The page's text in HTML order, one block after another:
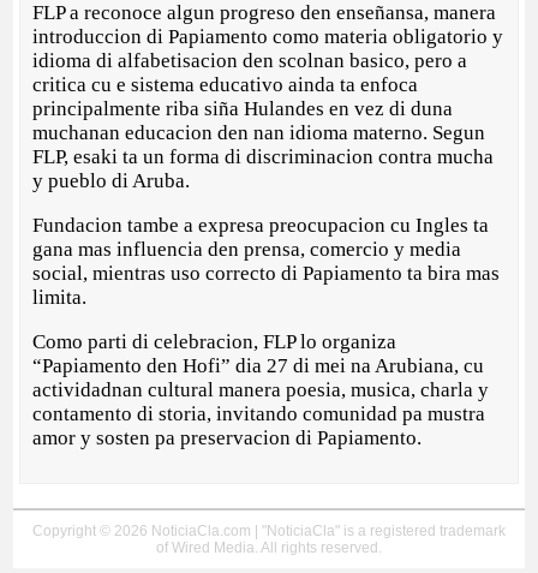
FLP a reconoce algun progreso den enseñansa, manera
introduccion di Papiamento como materia obligatorio y
idioma di alfabetisacion den scolnan basico, pero a
critica cu e sistema educativo ainda ta enfoca
principalmente riba siña Hulandes en vez di duna
muchanan educacion den nan idioma materno. Segun
FLP, esaki ta un forma di discriminacion contra mucha
y pueblo di Aruba.
Fundacion tambe a expresa preocupacion cu Ingles ta
gana mas influencia den prensa, comercio y media
social, mientras uso correcto di Papiamento ta bira mas
limita.
Como parti di celebracion, FLP lo organiza
“Papiamento den Hofi” dia 27 di mei na Arubiana, cu
actividadnan cultural manera poesia, musica, charla y
contamento di storia, invitando comunidad pa mustra
amor y sosten pa preservacion di Papiamento.
Copyright © 2026 NoticiaCla.com | "NoticiaCla" is a registered trademark
of Wired Media. All rights reserved.